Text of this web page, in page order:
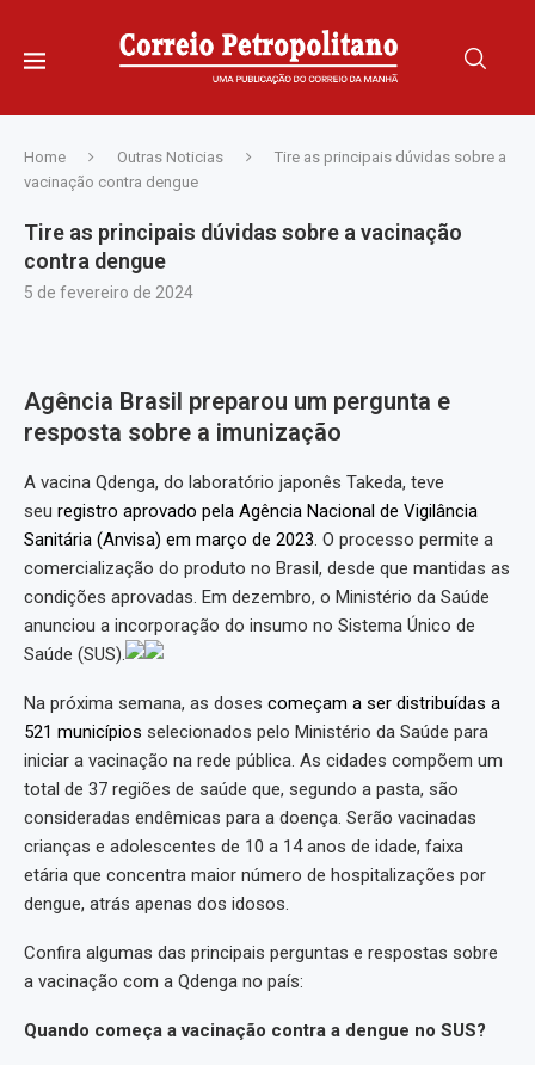
Home Outras Noticias
Tire as principais dúvidas sobre a
vacinação contra dengue
Tire as principais dúvidas sobre a vacinação
contra dengue
5 de fevereiro de 2024
Agência Brasil preparou um pergunta e
resposta sobre a imunização
A vacina Qdenga, do laboratório japonês Takeda, teve
seu registro aprovado pela Agência Nacional de Vigilância
Sanitária (Anvisa) em março de 2023. O processo permite a
comercialização do produto no Brasil, desde que mantidas as
condições aprovadas. Em dezembro, o Ministério da Saúde
anunciou a incorporação do insumo no Sistema Único de
Saúde (SUS).
Na próxima semana, as doses começam a ser distribuídas a
521 municípios selecionados pelo Ministério da Saúde para
iniciar a vacinação na rede pública. As cidades compõem um
total de 37 regiões de saúde que, segundo a pasta, são
consideradas endêmicas para a doença. Serão vacinadas
crianças e adolescentes de 10 a 14 anos de idade, faixa
etária que concentra maior número de hospitalizações por
dengue, atrás apenas dos idosos.
Confira algumas das principais perguntas e respostas sobre
a vacinação com a Qdenga no país:
Quando começa a vacinação contra a dengue no SUS?